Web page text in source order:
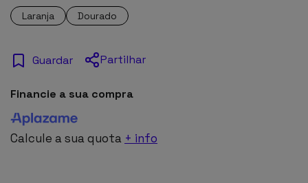
Laranja
Dourado
Guardar Partilhar
Financie a sua compra
Calcule a sua quota + info